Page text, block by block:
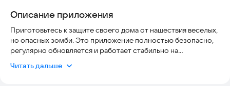
Описание приложения
Приготовьтесь к защите своего дома от нашествия веселых,
но опасных зомби. Это приложение полностью безопасно,
регулярно обновляется и работает стабильно на
игровой процесс без риска для данных. Вы сможете
Читать дальше